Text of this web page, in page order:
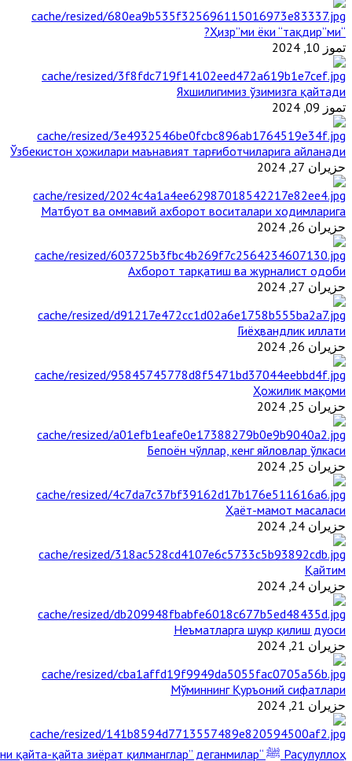
“Ҳизр”ми ёки “тақдир”ми?
تموز 10, 2024
Яхшилигимиз ўзимизга қайтади
تموز 09, 2024
Ўзбекистон ҳожилари маънавият тарғиботчиларига айланади
حزيران 27, 2024
Матбуот ва оммавий ахборот воситалари ходимларига
حزيران 26, 2024
Ахборот тарқатиш ва журналист одоби
حزيران 27, 2024
Гиёҳвандлик иллати
حزيران 26, 2024
Ҳожилик мақоми
حزيران 25, 2024
Бепоён чўллар, кенг яйловлар ўлкаси
حزيران 25, 2024
Ҳаёт-мамот масаласи
حزيران 24, 2024
Қайтим
حزيران 24, 2024
Неъматларга шукр қилиш дуоси
حزيران 21, 2024
Мўминнинг Қуръоний сифатлари
حزيران 21, 2024
Расулуллоҳ ﷺ “Қабримни қайта-қайта зиёрат қилманглар” деганмилар?